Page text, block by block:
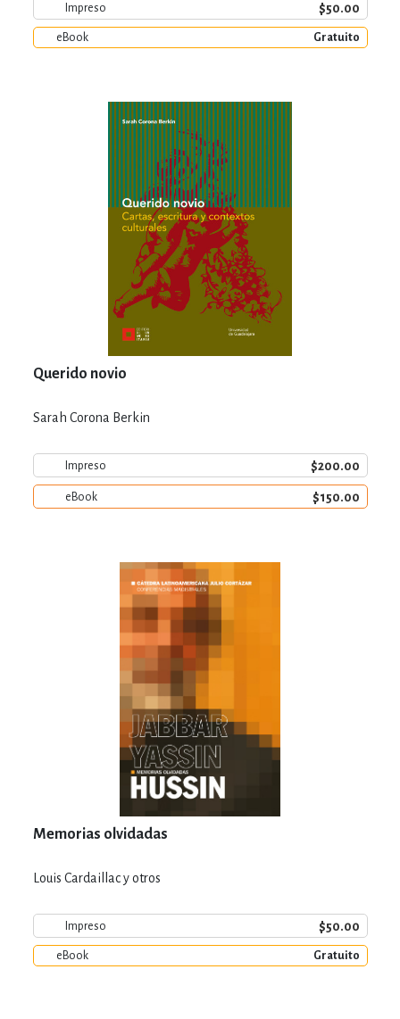
Impreso $50.00
eBook Gratuito
Querido novio
Sarah Corona Berkin
Impreso $200.00
eBook $150.00
Memorias olvidadas
Louis Cardaillac y otros
Impreso $50.00
eBook Gratuito